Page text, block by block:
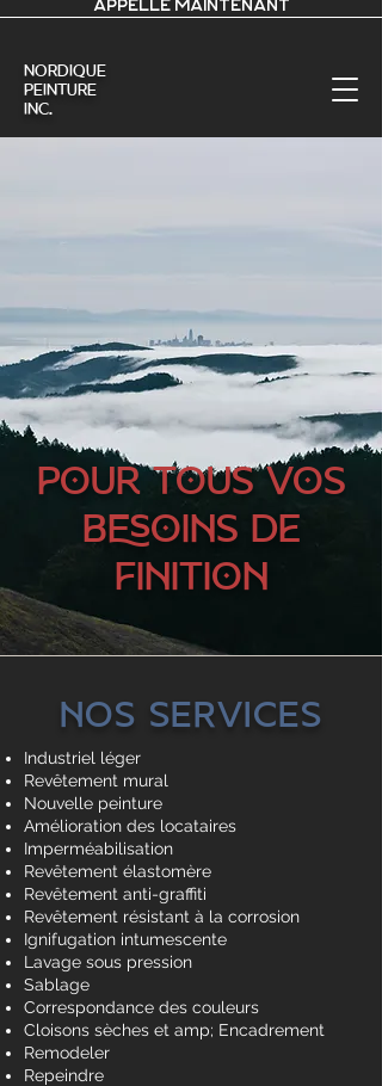
APPELLE MAINTENANT
nordique
Peinture
Inc.
POUR TOUS VOS
BESOINS DE
FINITION
Nos services
Industriel léger
Revêtement mural
Nouvelle peinture
Amélioration des locataires
Imperméabilisation
Revêtement élastomère
Revêtement anti-graffiti
Revêtement résistant à la corrosion
Ignifugation intumescente
Lavage sous pression
Sablage
Correspondance des couleurs
Cloisons sèches et amp; Encadrement
Remodeler
Repeindre